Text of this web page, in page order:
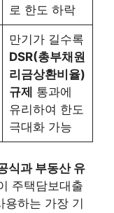
로 한도 하락
만기가 길수록
DSR(총부채원
리금상환비율)
규제 통과에
유리하여 한도
극대화 가능
식과 부동산 유
주택담보대출
용하는 가장 기